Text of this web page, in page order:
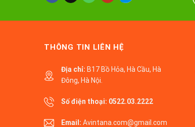
THÔNG TIN LIÊN HỆ
Địa chỉ: B17 Bồ Hỏa, Hà Cầu, Hà
Đông, Hà Nội.
Số điện thoại: 0522.03.2222
Email: Avintana.com@gmail.com